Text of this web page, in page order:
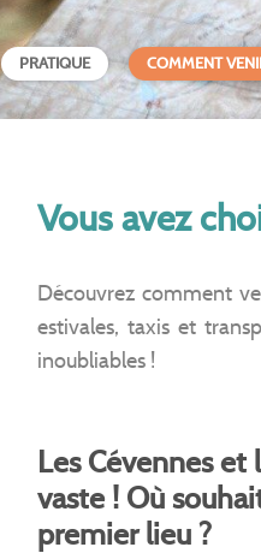
PRATIQUE COMMENT
Vous avez
Découvrez comment
estivales, taxis et
inoubliables !
Les Cévennes et
vaste ! Où
premier lieu ?